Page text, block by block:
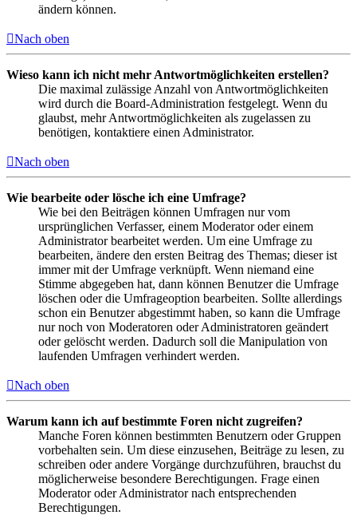
ändern können.
Nach oben
Wieso kann ich nicht mehr Antwortmöglichkeiten erstellen?
Die maximal zulässige Anzahl von Antwortmöglichkeiten
wird durch die Board-Administration festgelegt. Wenn du
glaubst, mehr Antwortmöglichkeiten als zugelassen zu
benötigen, kontaktiere einen Administrator.
Nach oben
Wie bearbeite oder lösche ich eine Umfrage?
Wie bei den Beiträgen können Umfragen nur vom
ursprünglichen Verfasser, einem Moderator oder einem
Administrator bearbeitet werden. Um eine Umfrage zu
bearbeiten, ändere den ersten Beitrag des Themas; dieser ist
immer mit der Umfrage verknüpft. Wenn niemand eine
Stimme abgegeben hat, dann können Benutzer die Umfrage
löschen oder die Umfrageoption bearbeiten. Sollte allerdings
schon ein Benutzer abgestimmt haben, so kann die Umfrage
nur noch von Moderatoren oder Administratoren geändert
oder gelöscht werden. Dadurch soll die Manipulation von
laufenden Umfragen verhindert werden.
Nach oben
Warum kann ich auf bestimmte Foren nicht zugreifen?
Manche Foren können bestimmten Benutzern oder Gruppen
vorbehalten sein. Um diese einzusehen, Beiträge zu lesen, zu
schreiben oder andere Vorgänge durchzuführen, brauchst du
möglicherweise besondere Berechtigungen. Frage einen
Moderator oder Administrator nach entsprechenden
Berechtigungen.